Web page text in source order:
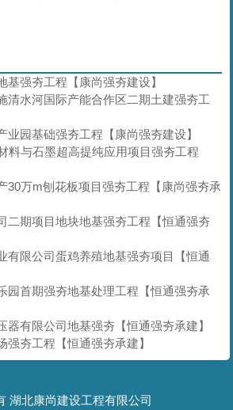
基强夯工程【康尚强夯建设】
清水河国际产能合作区二期土建强夯工
业园基础强夯工程【康尚强夯建设】
料与石墨超高提纯应用项目强夯工程
30万m刨花板项目强夯工程【康尚强夯承
二期项目地块地基强夯工程【恒通强夯
有限公司蛋鸡养殖地基强夯项目【恒通
园首期强夯地基处理工程【恒通强夯承
器有限公司地基强夯【恒通强夯承建】
强夯工程【恒通强夯承建】
湖北康尚建设工程有限公司